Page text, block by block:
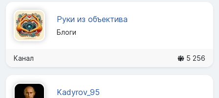
Руки из объектива
Блоги
Канал 5 256
Kadyrov_95